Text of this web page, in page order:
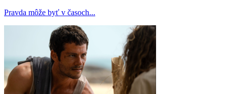
Pravda môže byť v časoch...